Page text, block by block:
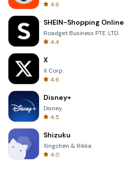
4.6
SHEIN-Shopping Online
Roadget Business PTE. LTD.
4.4
X
X Corp.
4.6
Disney+
Disney
4.5
Shizuku
Xingchen & Rikka
4.0